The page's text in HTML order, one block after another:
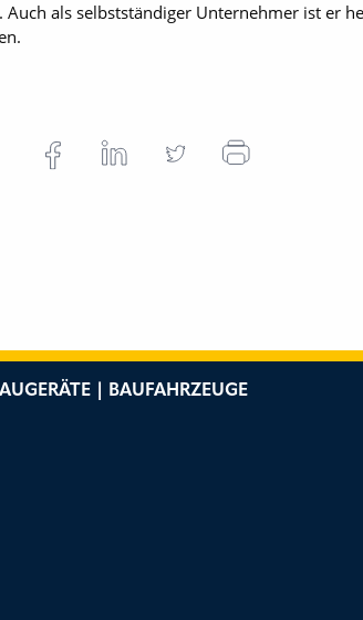
als selbstständiger Unternehmer ist er
| BAUFAHRZEUGE